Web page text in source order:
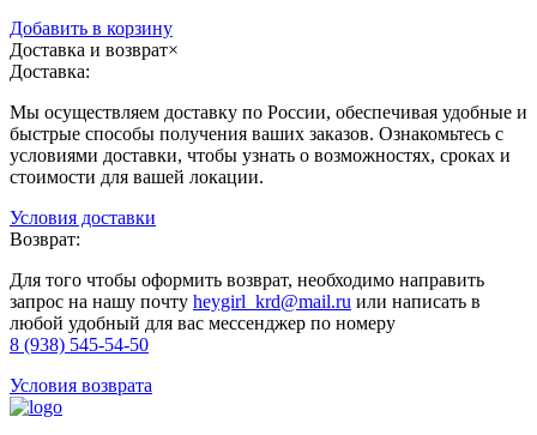
Добавить в корзину
Доставка и возврат×
Доставка:
Мы осуществляем доставку по России, обеспечивая удобные и
быстрые способы получения ваших заказов. Ознакомьтесь с
условиями доставки, чтобы узнать о возможностях, сроках и
стоимости для вашей локации.
Условия доставки
Возврат:
Для того чтобы оформить возврат, необходимо направить
запрос на нашу почту heygirl_krd@mail.ru или написать в
любой удобный для вас мессенджер по номеру
8 (938) 545-54-50
Условия возврата